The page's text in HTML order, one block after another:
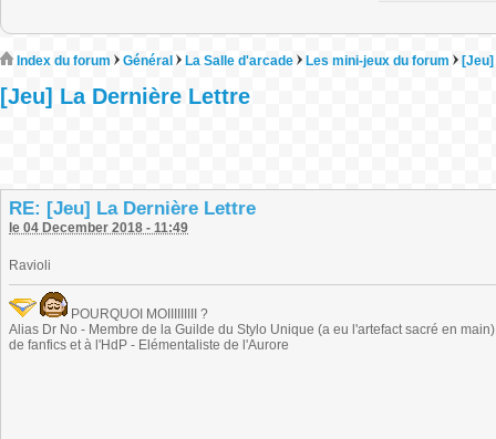
Index du forum Général La Salle d'arcade Les mini-jeux du forum
[Jeu] La Dernière Lettre
RE: [Jeu] La Dernière Lettre
le 04 December 2018 - 11:49
Ravioli
POURQUOI MOIIIIIIIII ?
Alias Dr No - Membre de la Guilde du Stylo Unique (a eu l'artefact sacré en
de fanfics et à l'HdP - Elémentaliste de l'Aurore